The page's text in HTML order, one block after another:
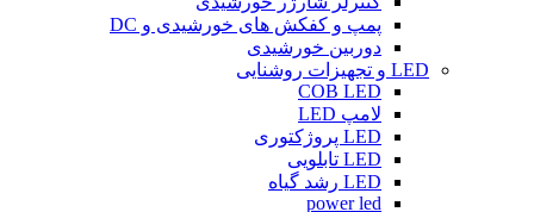
پمپ و کفکش های خورشیدی و DC
دوربین خورشیدی
LED و تجهیزات روشنایی
COB LED
لامپ LED
LED پروژکتوری
LED تابلویی
LED رشد گیاه
power led